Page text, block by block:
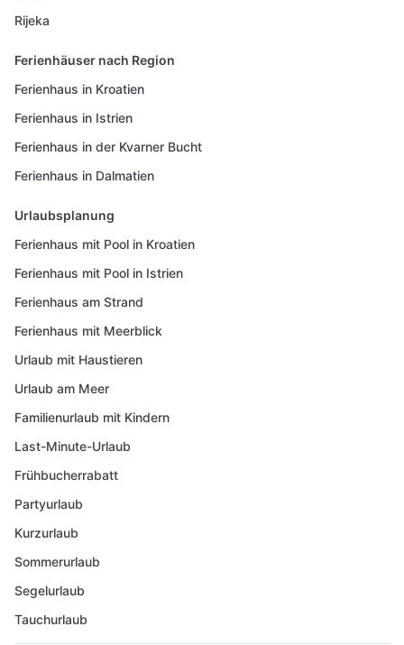
Rijeka
Ferienhäuser nach Region
Ferienhaus in Kroatien
Ferienhaus in Istrien
Ferienhaus in der Kvarner Bucht
Ferienhaus in Dalmatien
Urlaubsplanung
Ferienhaus mit Pool in Kroatien
Ferienhaus mit Pool in Istrien
Ferienhaus am Strand
Ferienhaus mit Meerblick
Urlaub mit Haustieren
Urlaub am Meer
Familienurlaub mit Kindern
Last-Minute-Urlaub
Frühbucherrabatt
Partyurlaub
Kurzurlaub
Sommerurlaub
Segelurlaub
Tauchurlaub